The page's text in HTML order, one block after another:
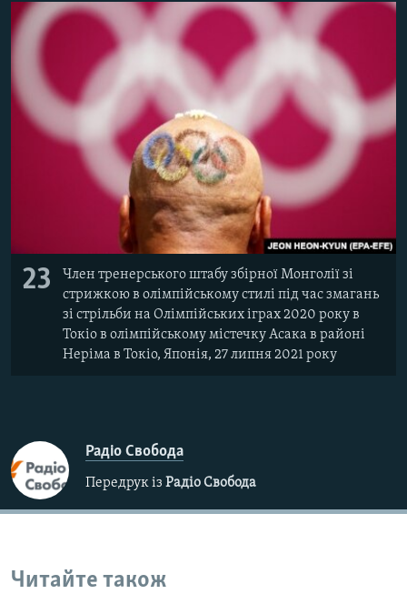
23
Член тренерського штабу збірної Монголії зі
стрижкою в олімпійському стилі під час змагань
зі стрільби на Олімпійських іграх 2020 року в
Токіо в олімпійському містечку Асака в районі
Неріма в Токіо, Японія, 27 липня 2021 року
Радіо Свобода
Передрук із Радіо Свобода
Читайте також